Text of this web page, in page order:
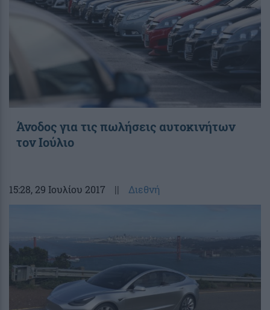
Άνοδος για τις πωλήσεις αυτοκινήτων
τον Ιούλιο
15:28, 29 Ιουλίου 2017 || Διεθνή